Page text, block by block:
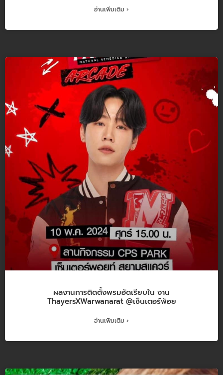
อ่านเพิ่มเติม ›
ผลงานการติดตั้งพรมอัดเรียบใน งาน
ThayersXWarwanarat @เซ็นเตอร์พ้อย
อ่านเพิ่มเติม ›